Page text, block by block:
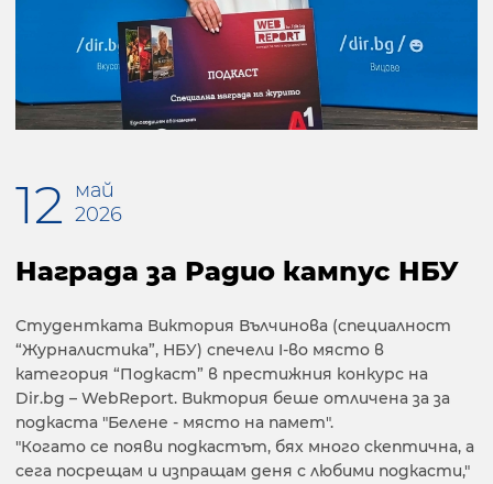
12
май
2026
Награда за Радио кампус НБУ
Студентката Виктория Вълчинова (специалност
“Журналистика”, НБУ) спечели I-во място в
категория “Подкаст” в престижния конкурс на
Dir.bg – WebReport. Виктория беше отличена за за
подкаста "Белене - място на памет".
"Когато се появи подкастът, бях много скептична, а
сега посрещам и изпращам деня с любими подкасти,"